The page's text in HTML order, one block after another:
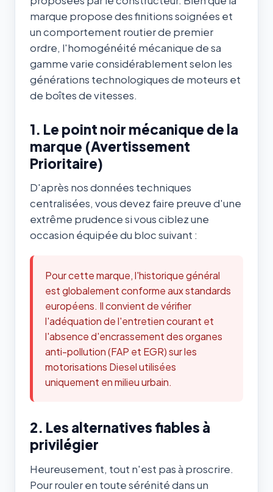
marque propose des finitions soignées et
un comportement routier de premier
ordre, l'homogénéité mécanique de sa
gamme varie considérablement selon les
générations technologiques de moteurs et
de boîtes de vitesses.
1. Le point noir mécanique de la
marque (Avertissement
Prioritaire)
D'après nos données techniques
centralisées, vous devez faire preuve d'une
extrême prudence si vous ciblez une
occasion équipée du bloc suivant :
Pour cette marque, l'historique général
est globalement conforme aux standards
européens. Il convient de vérifier
l'adéquation de l'entretien courant et
l'absence d'encrassement des organes
anti-pollution (FAP et EGR) sur les
motorisations Diesel utilisées
uniquement en milieu urbain.
2. Les alternatives fiables à
privilégier
Heureusement, tout n'est pas à proscrire.
Pour rouler en toute sérénité dans un